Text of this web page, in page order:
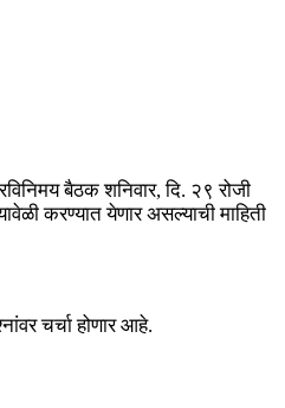
बैठक शनिवार, दि. २९ रोजी
करण्यात येणार असल्याची माहिती
चर्चा होणार आहे.